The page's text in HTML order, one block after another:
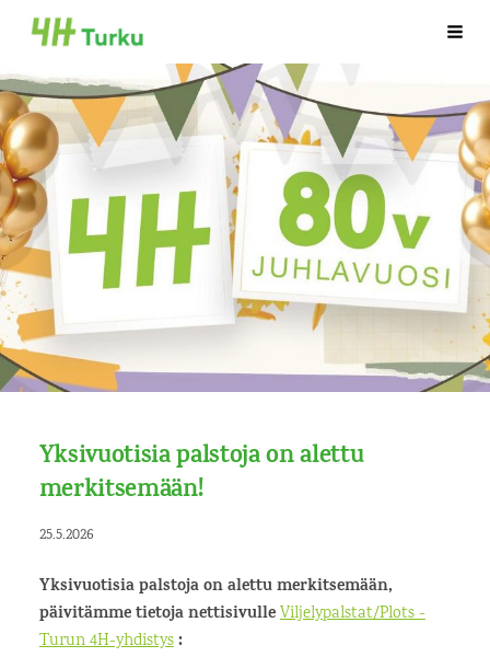
Siirry
sivun
sisältöön
Turun 4H-yhdistys
Yksivuotisia palstoja on alettu
merkitsemään!
25.5.2026
Yksivuotisia palstoja on alettu merkitsemään,
päivitämme tietoja nettisivulleViljelypalstat/Plots -
Turun 4H-yhdistys: